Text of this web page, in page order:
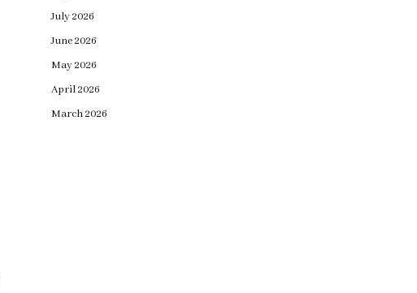
July 2026
June 2026
May 2026
April 2026
March 2026